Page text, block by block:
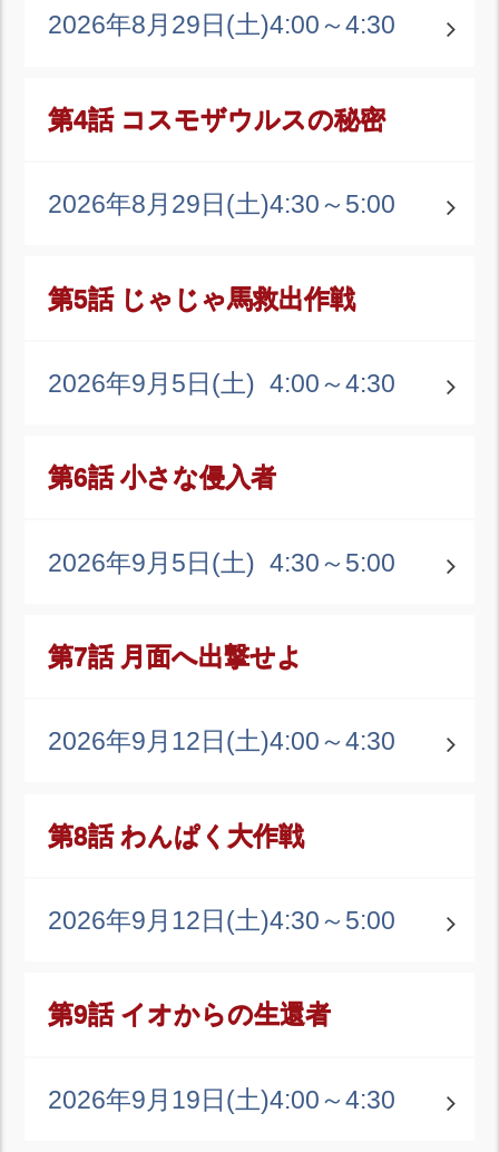
2026年8月29日(土)4:00～4:30
第4話 コスモザウルスの秘密
2026年8月29日(土)4:30～5:00
第5話 じゃじゃ馬救出作戦
2026年9月5日(土) 4:00～4:30
第6話 小さな侵入者
2026年9月5日(土) 4:30～5:00
第7話 月面へ出撃せよ
2026年9月12日(土)4:00～4:30
第8話 わんぱく大作戦
2026年9月12日(土)4:30～5:00
第9話 イオからの生還者
2026年9月19日(土)4:00～4:30